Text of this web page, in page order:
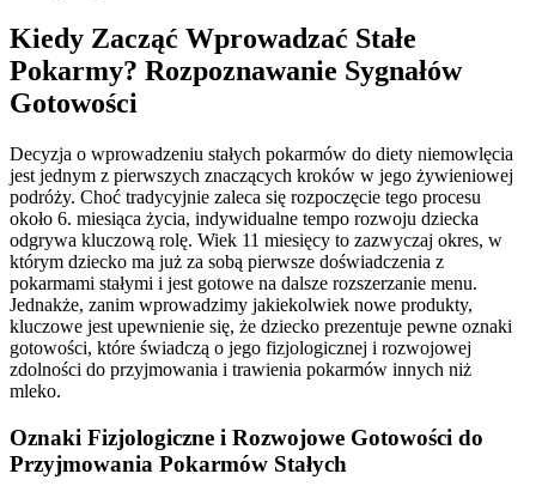
Kiedy Zacząć Wprowadzać Stałe
Pokarmy? Rozpoznawanie Sygnałów
Gotowości
Decyzja o wprowadzeniu stałych pokarmów do diety niemowlęcia
jest jednym z pierwszych znaczących kroków w jego żywieniowej
podróży. Choć tradycyjnie zaleca się rozpoczęcie tego procesu
około 6. miesiąca życia, indywidualne tempo rozwoju dziecka
odgrywa kluczową rolę. Wiek 11 miesięcy to zazwyczaj okres, w
którym dziecko ma już za sobą pierwsze doświadczenia z
pokarmami stałymi i jest gotowe na dalsze rozszerzanie menu.
Jednakże, zanim wprowadzimy jakiekolwiek nowe produkty,
kluczowe jest upewnienie się, że dziecko prezentuje pewne oznaki
gotowości, które świadczą o jego fizjologicznej i rozwojowej
zdolności do przyjmowania i trawienia pokarmów innych niż
mleko.
Oznaki Fizjologiczne i Rozwojowe Gotowości do
Przyjmowania Pokarmów Stałych